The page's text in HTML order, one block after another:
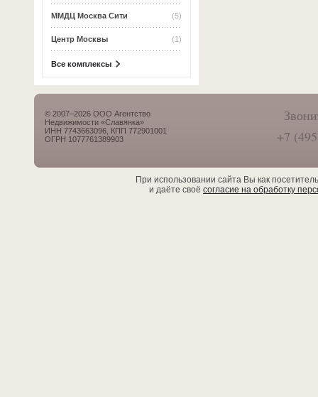
(5)
ММДЦ Москва Сити
(1)
Центр Москвы
Все комплексы
© 2007–2026 ООО Агентство
Недвижимости «Славянка»
ИНН 7743663096, КПП 772901001
ОГРН 1077761389903
+7
При использовании сайта Вы как
и даёте своё согласие на обработку